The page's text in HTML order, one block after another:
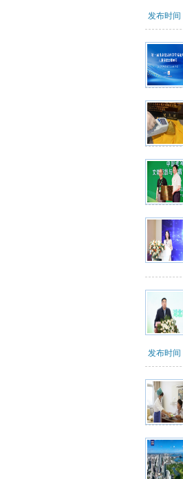
发布时间
发布时间